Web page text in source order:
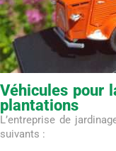
Véhicules pour
plantations
L’entreprise de
suivants :